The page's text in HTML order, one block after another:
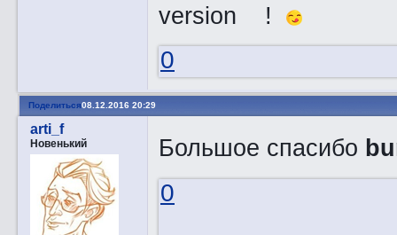
version !
0
Поделиться08.12.2016 20:29
arti_f
Новенький Большое спасибо
0